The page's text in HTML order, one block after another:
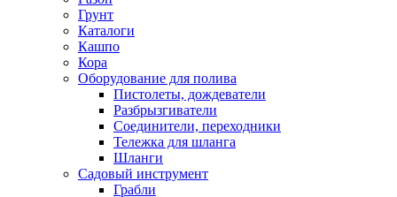
Грунт
Каталоги
Кашпо
Кора
Оборудование для полива
Пистолеты, дождеватели
Разбрызгиватели
Соединители, переходники
Тележка для шланга
Шланги
Садовый инструмент
Грабли